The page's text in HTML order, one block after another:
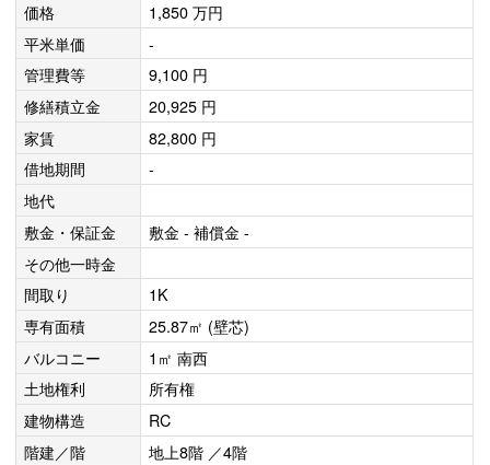
価格
1,850 万円
平米単価
-
管理費等
9,100 円
修繕積立金
20,925 円
家賃
82,800 円
借地期間
-
地代
敷金・保証金
敷金 - 補償金 -
その他一時金
間取り
1K
専有面積
25.87㎡ (壁芯)
バルコニー
1㎡ 南西
土地権利
所有権
建物構造
RC
階建／階
地上8階 ／4階